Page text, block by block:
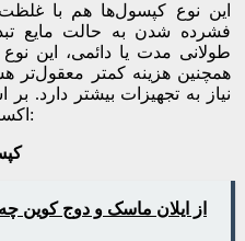
فشرده شدن به حالت مایع
طولانی مدت یا دائمی، این
همچنین هزینه کمتر معقول‌تر
نیاز به تجهیزات بیشتر دارد.
اکسیژن به چند گروه تقسیم می‌شوند:
از ایلان ماسک و دوج کوین